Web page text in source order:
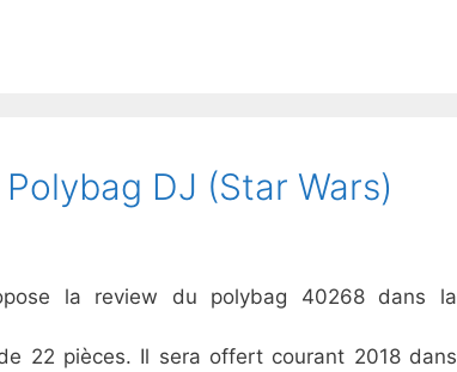
DJ (Star Wars)
la review du polybag 40268 dans la
22 pièces. Il sera offert courant 2018 dans